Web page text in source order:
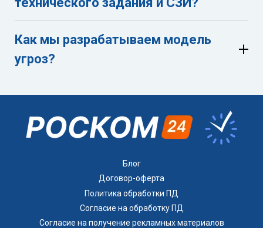
защиты;
ошибок в идентификации угроз;
некорректного применения методик ФСТЭК;
отсутствия связи между угрозами и мерами
защиты.
Как мы разрабатываем модель
угроз?
выявляем актуальные угрозы и уязвимости;
применяем методики ФСТЭК;
увязываем модель с дальнейшими мерами
защиты и аттестацией.
Блог
Договор-оферта
Политика обработки ПД
Согласие на обработку ПД
Согласие на получение рекламных материалов